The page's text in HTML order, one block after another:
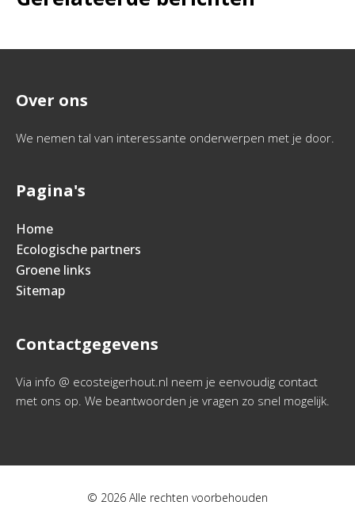
Over ons
We nemen tal van interessante onderwerpen met je door.
Pagina's
Home
Ecologische partners
Groene links
Sitemap
Contactgegevens
Via info @ ecosteigerhout.nl neem je eenvoudig contact
met ons op. We beantwoorden je vragen zo snel mogelijk.
© 2026 Alle rechten voorbehouden